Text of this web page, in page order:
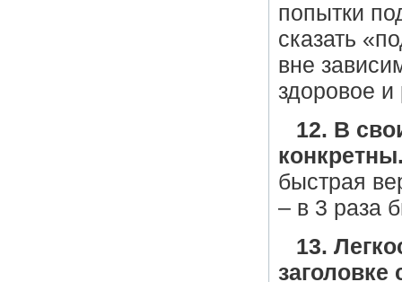
попытки
сказать
вне
здоровое и
12. В
быстрая
– в 3 раза
13.
заголовке